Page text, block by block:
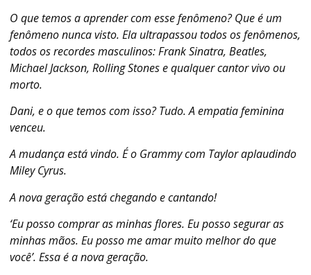
O que temos a aprender com esse fenômeno? Que é um
fenômeno nunca visto. Ela ultrapassou todos os fenômenos,
todos os recordes masculinos: Frank Sinatra, Beatles,
Michael Jackson, Rolling Stones e qualquer cantor vivo ou
morto.
Dani, e o que temos com isso? Tudo. A empatia feminina
venceu.
A mudança está vindo. É o Grammy com Taylor aplaudindo
Miley Cyrus.
A nova geração está chegando e cantando!
‘Eu posso comprar as minhas flores. Eu posso segurar as
minhas mãos. Eu posso me amar muito melhor do que
você’. Essa é a nova geração.